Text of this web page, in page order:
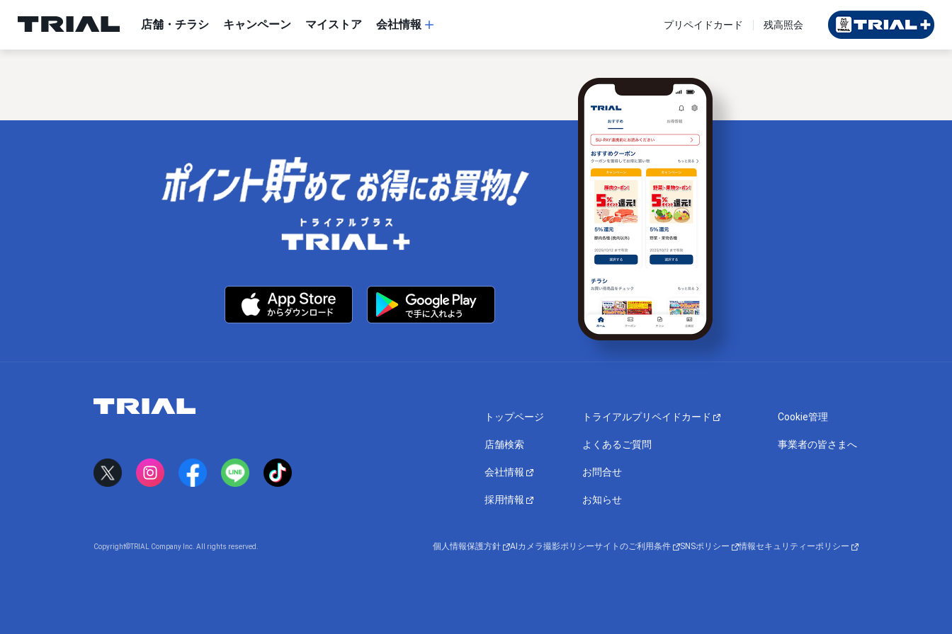
店舗・チラシ キャンペーン マイストア 会社情報 プリペイドカード 残高照会
トップページ
店舗検索
会社情報
採用情報
トライアルプリペイドカード
よくあるご質問
お問合せ
お知らせ
Cookie管理
事業者の皆さまへ
Copyright©TRIAL Company Inc. All rights reserved. 個人情報保護方針 AIカメラ撮影ポリシーサイトのご利用条件 SNSポリシー 情報セキュリティーポリシー